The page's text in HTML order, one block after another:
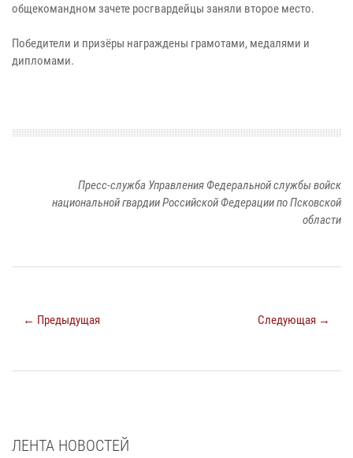
общекомандном зачете росгвардейцы заняли второе место.
Победители и призёры награждены грамотами, медалями и
дипломами.
Пресс-служба Управления Федеральной службы войск
национальной гвардии Российской Федерации по Псковской
области
← Предыдущая Следующая →
ЛЕНТА НОВОСТЕЙ